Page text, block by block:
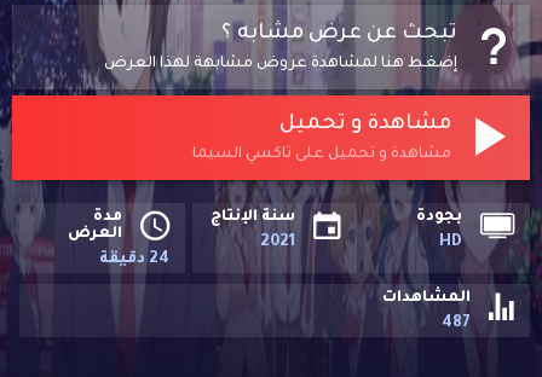
تبحث عن عرض مشابه ؟
إضغط هنا لمشاهدة عروض مشابهة لهذا العرض
مشاهدة و تحميل
مشاهدة و تحميل على تاكسي السيما
بجودة
HD
سنة الإنتاج
2021
مدة
العرض
24 دقيقة
المشاهدات
487